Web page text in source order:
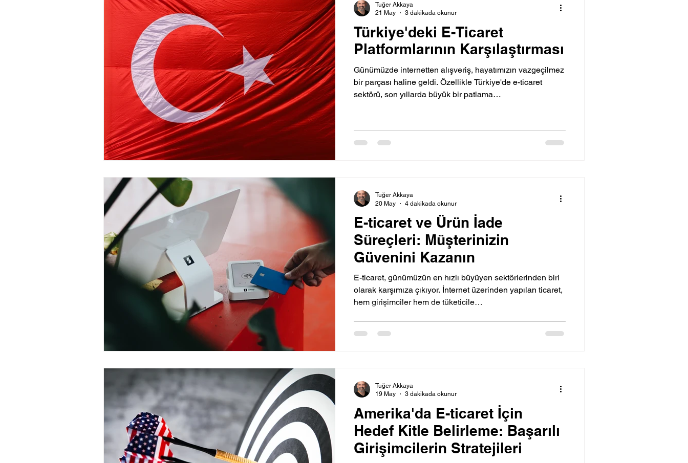
Türkiye'deki E-Ticaret
Platformlarının Karşılaştırması
Günümüzde internetten alışveriş, hayatımızın vazgeçilmez
bir parçası haline geldi. Özellikle Türkiye'de e-ticaret
sektörü, son yıllarda büyük bir patlama…
Tuğer Akkaya
21 May
3 dakikada okunur
E-ticaret ve Ürün İade
Süreçleri: Müşterinizin
Güvenini Kazanın
E-ticaret, günümüzün en hızlı büyüyen sektörlerinden biri
olarak karşımıza çıkıyor. İnternet üzerinden yapılan ticaret,
hem girişimciler hem de tüketicile…
Tuğer Akkaya
20 May
4 dakikada okunur
Amerika'da E-ticaret İçin
Hedef Kitle Belirleme: Başarılı
Girişimcilerin Stratejileri
Tuğer Akkaya
19 May
3 dakikada okunur